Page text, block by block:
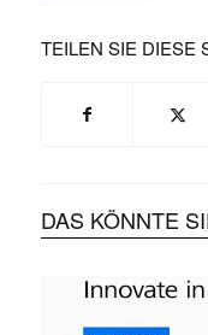
TEILEN SIE DIESE
DAS KÖNNTE